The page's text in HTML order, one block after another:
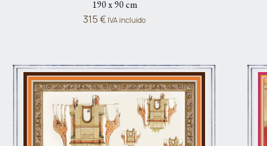
190 x 90 cm
315€ IVA incluido